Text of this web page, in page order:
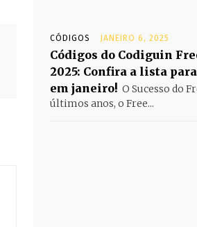
CÓDIGOS JANEIRO 6, 2025
Códigos do Codiguin
2025: Confira a lista
em janeiro! O Sucesso do
últimos anos, o Free...